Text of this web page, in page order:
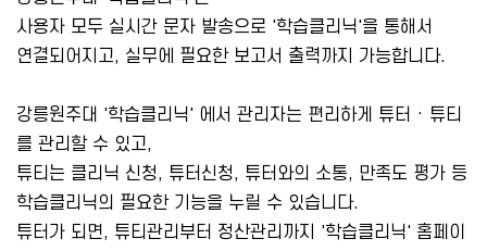
사용자 모두 실시간 문자 발송으로 '학습클리닉'을 통해서
연결되어지고, 실무에 필요한 보고서 출력까지 가능합니다.
강릉원주대 '학습클리닉' 에서 관리자는 편리하게 튜터 · 튜티
를 관리할 수 있고,
튜티는 클리닉 신청, 튜터신청, 튜터와의 소통, 만족도 평가 등
학습클리닉의 필요한 기능을 누릴 수 있습니다.
튜터가 되면, 튜티관리부터 정산관리까지 '학습클리닉' 홈페이